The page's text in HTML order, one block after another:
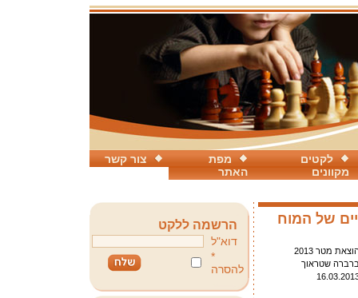
צור קשר
מפת
האתר
לקטים
מקוונים
של המוח
מטר 2013
שטראוך
הרשמה ללקט
דוא"ל
*
להסרה